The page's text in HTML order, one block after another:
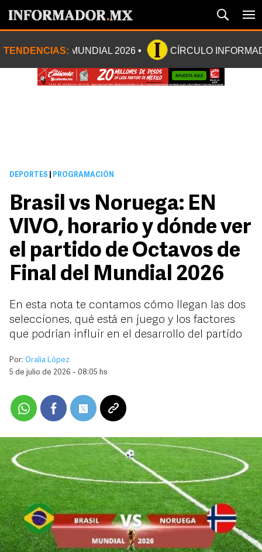
TENDENCIAS: MUNDIAL 2026 CÍRCULO
DEPORTES PROGRAMACIÓN
Brasil vs Noruega: EN
VIVO, horario y dónde ver
el partido de Octavos de
Final del Mundial 2026
En esta nota te contamos cómo llegan las dos
selecciones, qué está en juego y los factores
que podrían influir en el desarrollo del partido
Por: Oralia López
5 de julio de 2026 - 08:05 hs